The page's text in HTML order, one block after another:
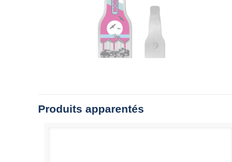
Produits apparentés